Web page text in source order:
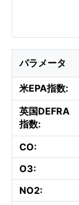
パラメータ
米EPA指数:
英国DEFRA
指数:
CO:
O3:
NO2: